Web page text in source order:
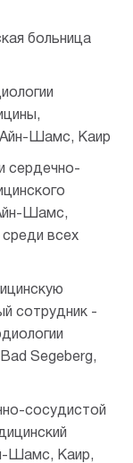
больница
Айн-Шамс, Каир
сердечно-
Шамс,
всех
сотрудник -
Segeberg,
сосудистой
Шамс, Каир,